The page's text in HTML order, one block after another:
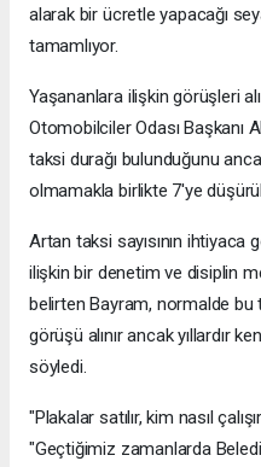
alarak bir ücretle yapacağı
tamamlıyor.
Yaşananlara ilişkin görüşleri
Otomobilciler Odası Başkanı
taksi durağı bulunduğunu
olmamakla birlikte 7'ye
Artan taksi sayısının ihtiyaca
ilişkin bir denetim ve disiplin
belirten Bayram, normalde bu
görüşü alınır ancak yıllardır
söyledi.
"Plakalar satılır, kim nasıl
"Geçtiğimiz zamanlarda